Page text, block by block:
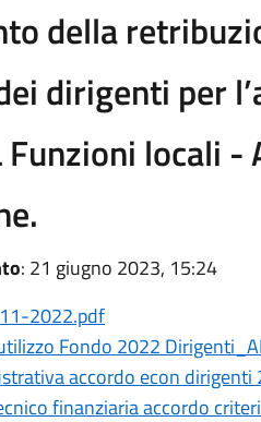
della
dirigenti per
Funzioni locali -
: 21 giugno 2023, 15:24
2022.pdf
Fondo 2022
accordo econ dirigenti
finanziaria accordo